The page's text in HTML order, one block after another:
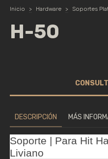
Inicio > Hardware > Soportes
H-50
DESCRIPCIÓN MÁS
Soporte | Para Hit
Liviano